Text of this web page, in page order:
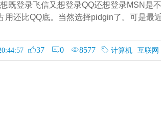
既登录飞信又想登录QQ还想登录MSN是
用还比QQ底。当然选择pidgin了。可是最
37 0 8577 计算机 互联网